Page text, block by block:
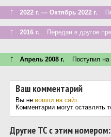
↑ 2022 г. — Октябрь 2022 г.
↑ 2016 г. Передан в другое
↑ Апрель 2008 г. Поступил на
Ваш комментарий
Вы не вошли на сайт.
Комментарии могут оставлять
Другие ТС с этим номером: